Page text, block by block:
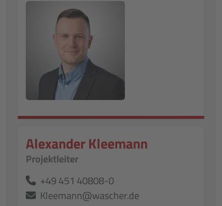
Alexander Kleemann
Projektleiter
+49 451 40808-0
Kleemann@wascher.de